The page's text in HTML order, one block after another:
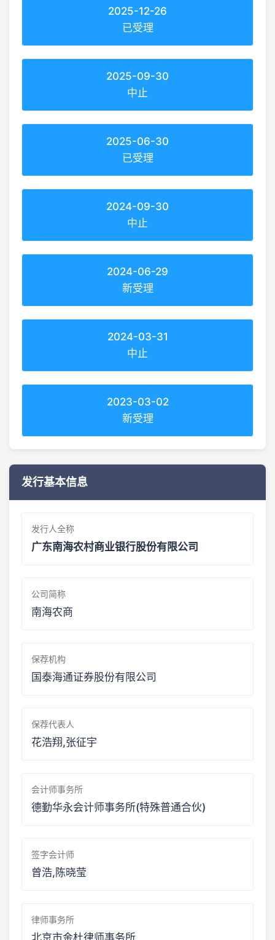
2025-12-26
已受理
2025-09-30
中止
2025-06-30
已受理
2024-09-30
中止
2024-06-29
新受理
2024-03-31
中止
2023-03-02
新受理
发行基本信息
发行人全称
广东南海农村商业银行股份有限公司
公司简称
南海农商
保荐机构
国泰海通证券股份有限公司
保荐代表人
花浩翔,张征宇
会计师事务所
德勤华永会计师事务所(特殊普通合伙)
签字会计师
曾浩,陈晓莹
律师事务所
北京市金杜律师事务所